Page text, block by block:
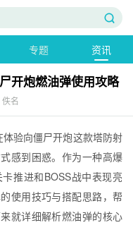
专题 资讯
开炮燃油弹使用攻略
名
体验向僵尸开炮这款塔防射
感到困惑。作为一种高爆
推进和BOSS战中表现亮
使用技巧与搭配思路，帮
就详细解析燃油弹的核心